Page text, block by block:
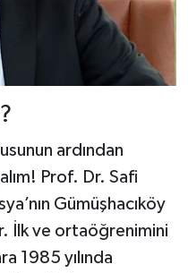
ardından
Prof. Dr. Safi
Gümüşhacıköy
İlk ve ortaöğrenimini
1985 yılında